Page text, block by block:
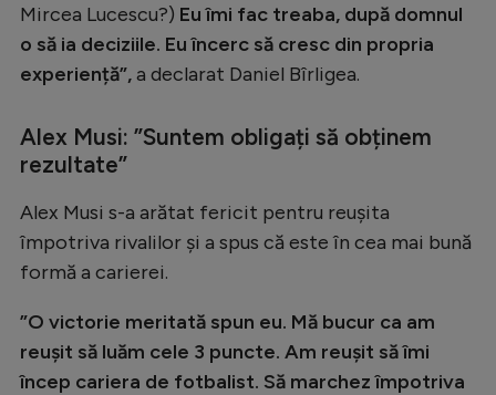
Intră în cont
Creează cont
Mircea Lucescu?) Eu îmi fac treaba, după domnul
o să ia deciziile. Eu încerc să cresc din propria
experiență”,a declarat Daniel Bîrligea.
Alex Musi: ”Suntem obligați să obținem
rezultate”
Alex Musi s-a arătat fericit pentru reușita
împotriva rivalilor și a spus că este în cea mai bună
formă a carierei.
”O victorie meritată spun eu. Mă bucur ca am
reușit să luăm cele 3 puncte. Am reușit să îmi
încep cariera de fotbalist. Să marchez împotriva